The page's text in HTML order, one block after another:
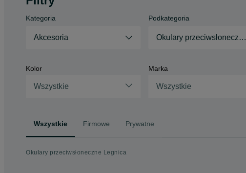
Kategoria
Akcesoria
Podkategoria
Okulary przeciwsłoneczne
Kolor
Wszystkie
Marka
Wszystkie
Wszystkie Firmowe Prywatne
Okulary przeciwsłoneczne Legnica